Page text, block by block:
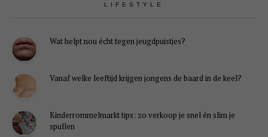
LIFESTYLE
Wat helpt nou écht tegen jeugdpuistjes?
Vanaf welke leeftijd krijgen jongens de baard in de keel?
Kinderrommelmarkt tips: zo verkoop je snel én slim je
spullen